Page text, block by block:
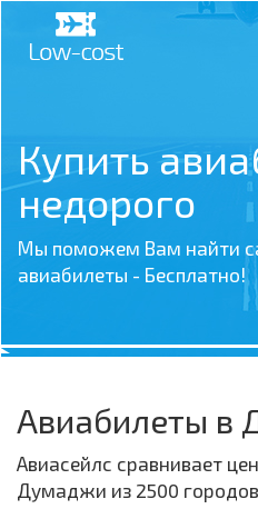
Купить
недорого
Мы поможем Вам найти
авиабилеты - Бесплатно!
Авиабилеты в
Авиасейлс сравнивает
Думаджи из 2500